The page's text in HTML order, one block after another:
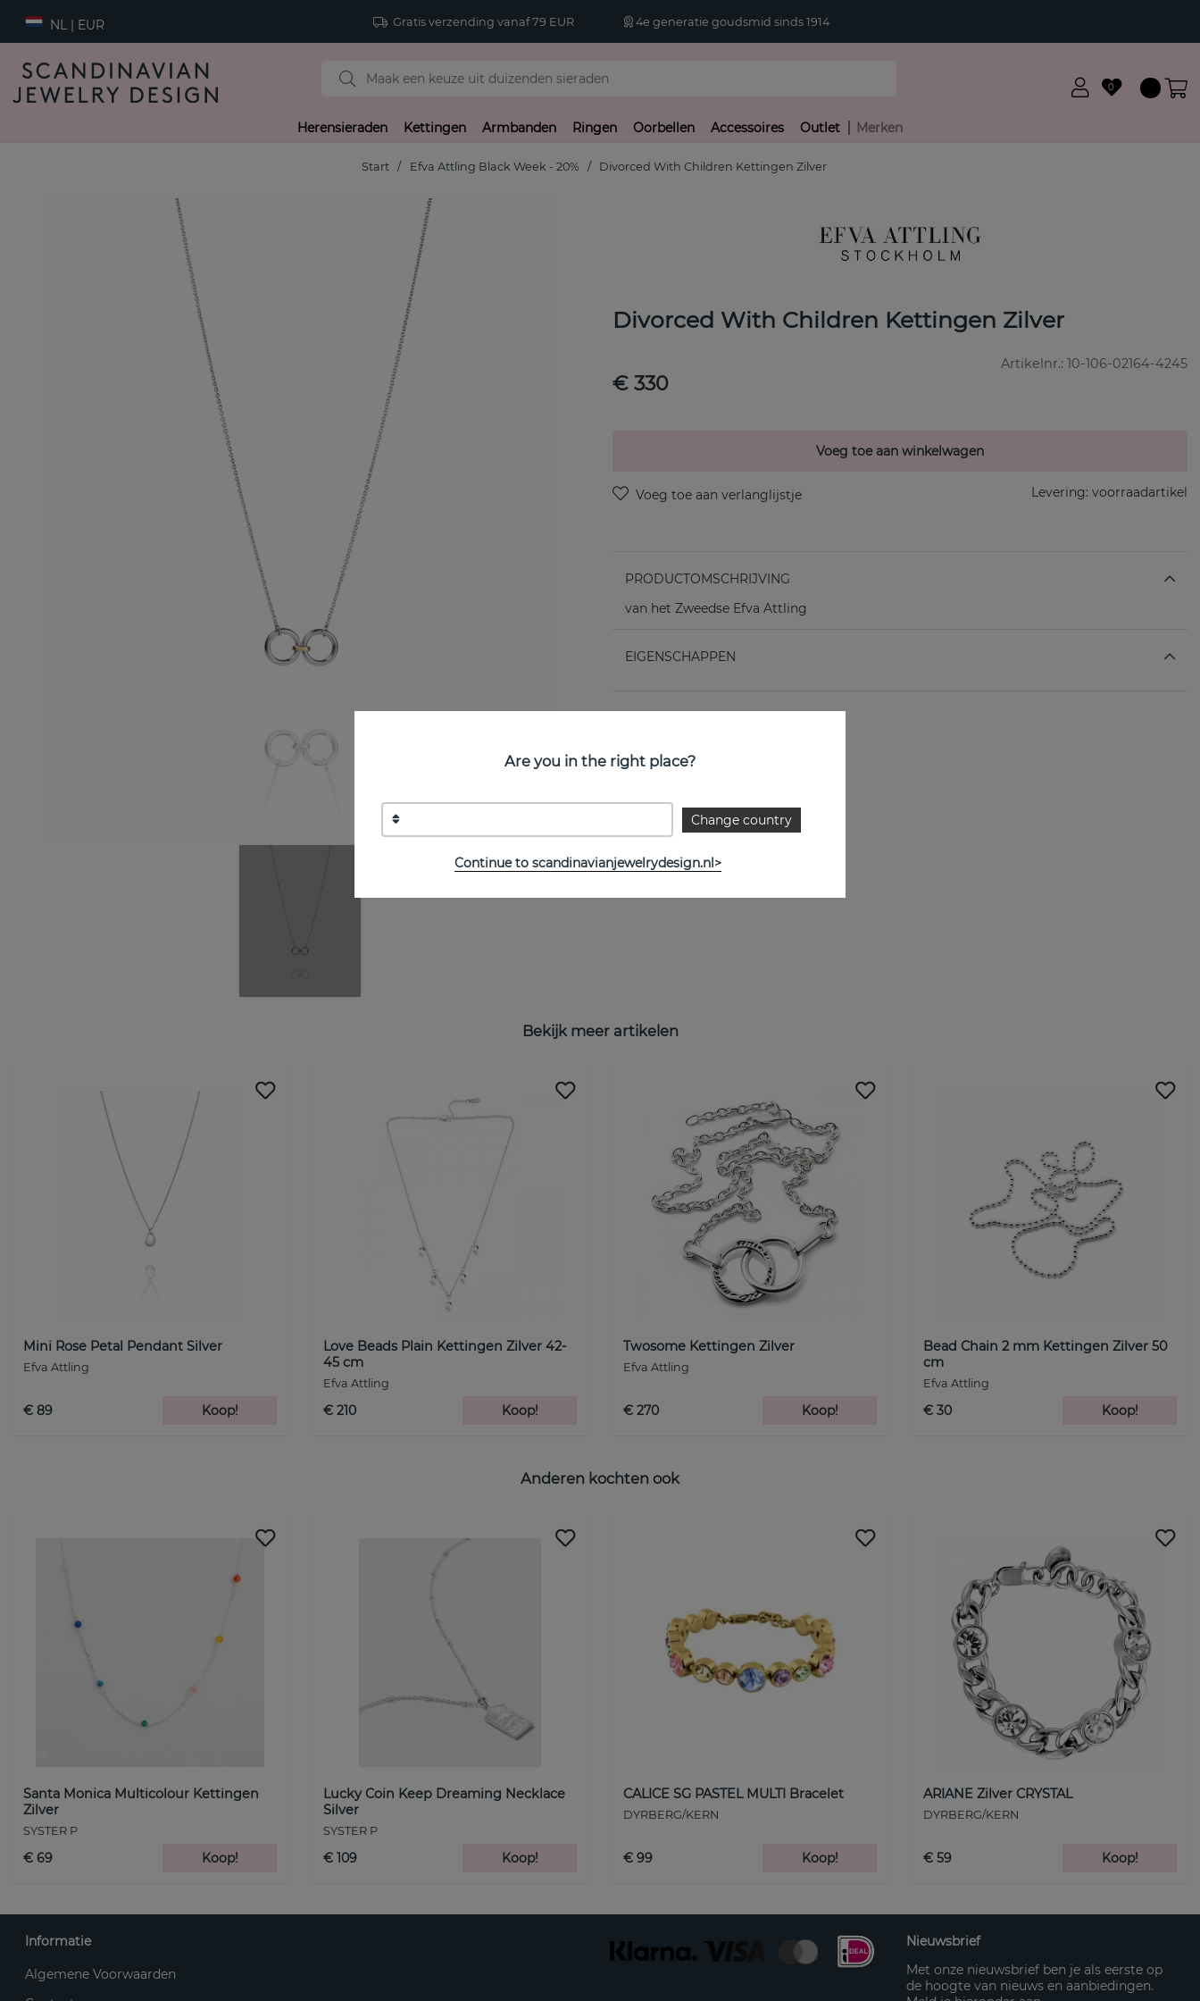
NL | EUR Gratis verzending vanaf 79 EUR 4e generatie goudsmid sinds 1914
0
Herensieraden Kettingen Armbanden Ringen Oorbellen Accessoires Outlet Merken
Start Efva Attling Black Week - 20% Divorced With Children Kettingen Zilver
Divorced With Children Kettingen Zilver
Artikelnr.: 10-106-02164-4245
€ 330
Voeg toe aan winkelwagen
Levering: voorraadartikel
PRODUCTOMSCHRIJVING
van het Zweedse Efva Attling
EIGENSCHAPPEN
Bekijk meer artikelen
Mini Rose Petal Pendant Silver
Efva Attling
€ 89 Koop!
Love Beads Plain Kettingen Zilver 42-
45 cm
Efva Attling
€ 210 Koop!
Twosome Kettingen Zilver
Efva Attling
€ 270 Koop!
Bead Chain 2 mm Kettingen Zilver 50
cm
Efva Attling
€ 30 Koop!
Anderen kochten ook
Santa Monica Multicolour Kettingen
Zilver
SYSTER P
€ 69 Koop!
Lucky Coin Keep Dreaming Necklace
Silver
SYSTER P
€ 109 Koop!
CALICE SG PASTEL MULTI Bracelet
DYRBERG/KERN
€ 99 Koop!
ARIANE Zilver CRYSTAL
DYRBERG/KERN
€ 59 Koop!
Are you in the right place?
Change country
Continue to scandinavianjewelrydesign.nl>
Informatie
Algemene Voorwaarden
Nieuwsbrief
Met onze nieuwsbrief ben je als eerste op
de hoogte van nieuws en aanbiedingen.